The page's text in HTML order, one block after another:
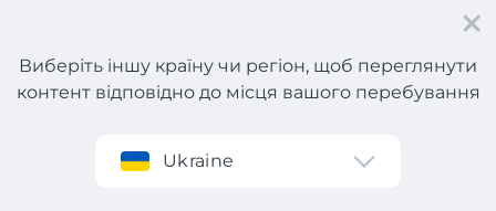
Реєстрація
Виберіть іншу країну чи регіон, щоб переглянути
контент відповідно до місця вашого перебування
Ukraine
ZOOT